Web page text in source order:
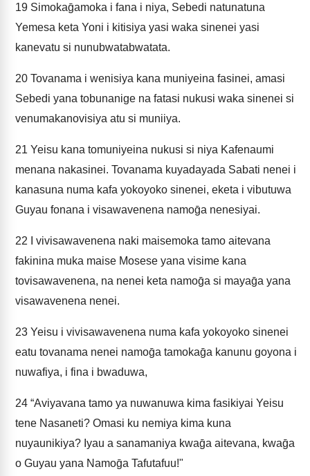
19 Simokaḡamoka i fana i niya, Sebedi natunatuna
Yemesa keta Yoni i kitisiya yasi waka sinenei yasi
kanevatu si nunubwatabwatata.
20 Tovanama i wenisiya kana muniyeina fasinei, amasi
Sebedi yana tobunanige na fatasi nukusi waka sinenei si
venumakanovisiya atu si muniiya.
21 Yeisu kana tomuniyeina nukusi si niya Kafenaumi
menana nakasinei. Tovanama kuyadayada Sabati nenei i
kanasuna numa kafa yokoyoko sinenei, eketa i vibutuwa
Guyau fonana i visawavenena namoḡa nenesiyai.
22 I vivisawavenena naki maisemoka tamo aitevana
fakinina muka maise Mosese yana visime kana
tovisawavenena, na nenei keta namoḡa si mayaḡa yana
visawavenena nenei.
23 Yeisu i vivisawavenena numa kafa yokoyoko sinenei
eatu tovanama nenei namoḡa tamokaḡa kanunu goyona i
nuwafiya, i fina i bwaduwa,
24 “Aviyavana tamo ya nuwanuwa kima fasikiyai Yeisu
tene Nasaneti? Omasi ku nemiya kima kuna
nuyaunikiya? Iyau a sanamaniya kwaḡa aitevana, kwaḡa
o Guyau yana Namoḡa Tafutafuu!"